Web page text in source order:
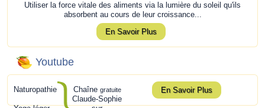
Utiliser la force vitale des aliments via la lumière du soleil qu'ils
absorbent au cours de leur croissance...
En Savoir Plus
Youtube
Naturopathie Chaîne gratuite
Claude-Sophie
En Savoir Plus